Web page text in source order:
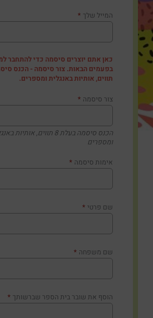
המייל שלך *
צור סיסמה *
הכנס סיסמה בעלת 8 תווים, אותיות
ומספרים
אימות סיסמה *
שם פרטי *
שם משפחה *
הוסף את שובר בית הספר שברשותך *